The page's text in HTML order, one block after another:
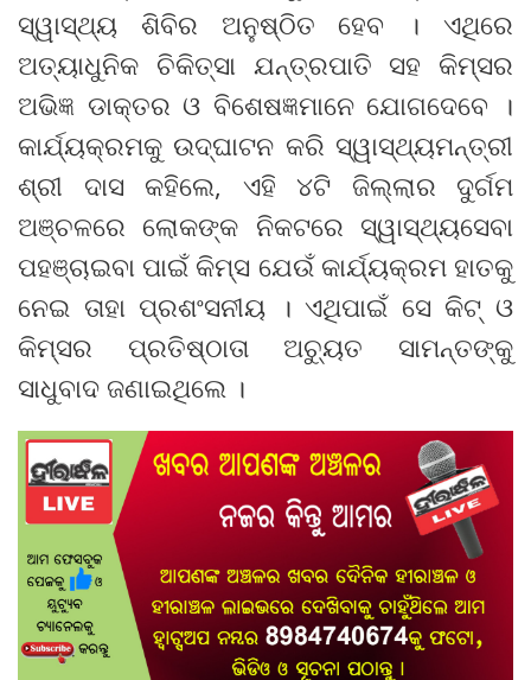
ସ୍ୱାସ୍ଥ୍ୟ ଶିବିର ଅନୁଷ୍ଠିତ ହେବ । ଏଥିରେ
ଅତ୍ୟାଧୁନିକ ଚିକିତ୍ସା ଯନ୍ତ୍ରପାତି ସହ କିମ୍‍ସର
ଅଭିଜ୍ଞ ଡାକ୍ତର ଓ ବିଶେଷଜ୍ଞମାନେ ଯୋଗଦେବେ ।
କାର୍ଯ୍ୟକ୍ରମକୁ ଉଦ୍‍ଘାଟନ କରି ସ୍ୱାସ୍ଥ୍ୟମନ୍ତ୍ରୀ
ଶ୍ରୀ ଦାସ କହିଲେ, ଏହି ୪ଟି ଜିଲ୍ଲାର ଦୁର୍ଗମ
ଅଞ୍ଚଳରେ ଲୋକଙ୍କ ନିକଟରେ ସ୍ୱାସ୍ଥ୍ୟସେବା
ପହଞ୍ଚାଇବା ପାଇଁ କିମ୍‍ସ ଯେଉଁ କାର୍ଯ୍ୟକ୍ରମ ହାତକୁ
ନେଇ ତାହା ପ୍ରଶଂସନୀୟ । ଏଥିପାଇଁ ସେ କିଟ୍‍ ଓ
କିମ୍‍ସର ପ୍ରତିଷ୍ଠାତା ଅଚ୍ୟୁତ ସାମନ୍ତଙ୍କୁ
ସାଧୁବାଦ ଜଣାଇଥିଲେ ।